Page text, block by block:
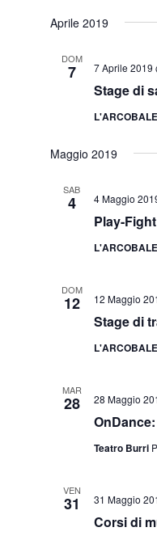
Aprile 2019
DOM
7
Stage di
7 Aprile 2019
Maggio 2019
SAB
4
Play-
4 Maggio
DOM
12
Stage di
12 Maggio
MAR
28 28 Maggio
Teatro Burri
VEN
31
Corsi di
31 Maggio